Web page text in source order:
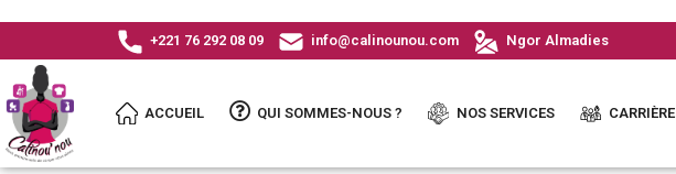
+221 76 292 08 09 info@calinounou.com Ngor Almadies
ACCUEIL QUI SOMMES-NOUS ? NOS SERVICES CARRIÈRE